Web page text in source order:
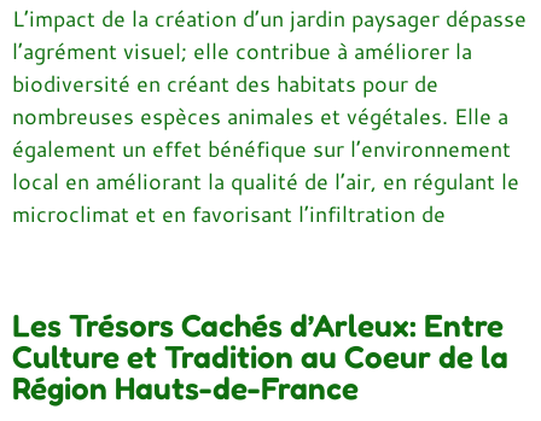
L’impact de la création d’un jardin paysager dépasse
l’agrément visuel; elle contribue à améliorer la
biodiversité en créant des habitats pour de
nombreuses espèces animales et végétales. Elle a
également un effet bénéfique sur l’environnement
local en améliorant la qualité de l’air, en régulant le
microclimat et en favorisant l’infiltration de
Les Trésors Cachés d’Arleux: Entre
Culture et Tradition au Coeur de la
Région Hauts-de-France